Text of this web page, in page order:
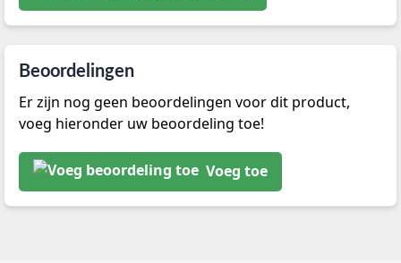
Beoordelingen
Er zijn nog geen beoordelingen voor dit product,
voeg hieronder uw beoordeling toe!
Voeg toe